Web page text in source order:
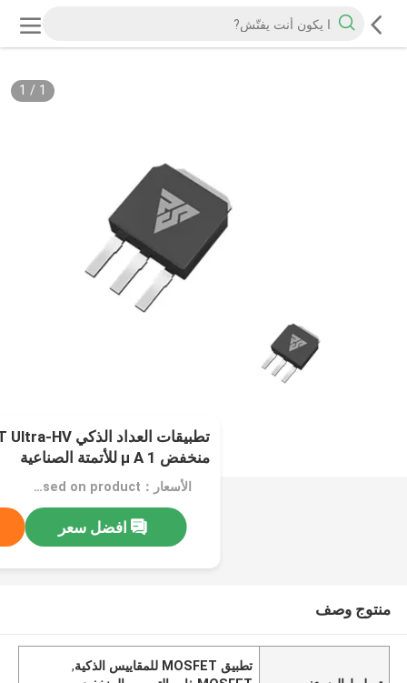
1
/
1
منخفض 1 μ A للأتمتة الصناعية
الأسعار：Confirm price based on product
افضل سعر
منتوج وصف
تطبيق MOSFET للمقاييس الذكية
,